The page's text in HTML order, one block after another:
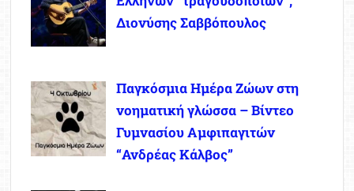
Διονύσης Σαββόπουλος
Παγκόσμια Ημέρα Ζώων στη
νοηματική γλώσσα – Βίντεο
Γυμνασίου Αμφιπαγιτών
“Ανδρέας Κάλβος”